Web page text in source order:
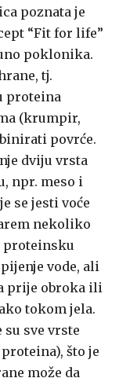
poznata je
“Fit for life”
poklonika.
tj.
proteina
(krumpir,
povrće.
dviju vrsta
npr. meso i
se jesti voće
nekoliko
proteinsku
vode, ali
prije obroka ili
tokom jela.
sve vrste
što je
može da